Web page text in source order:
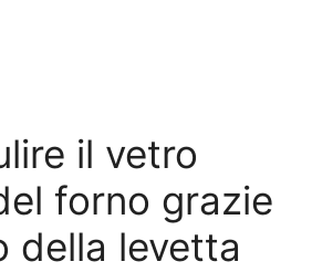
il vetro
forno grazie
della levetta